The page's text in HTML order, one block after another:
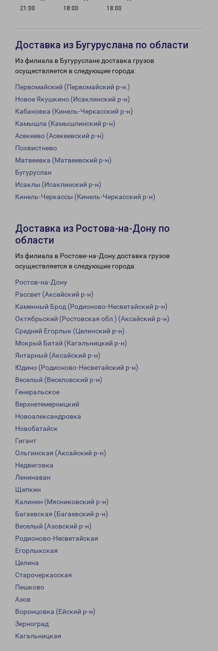
21:00
18:00
18:00
Доставка из Бугуруслана по области
Из филиала в Бугуруслане доставка грузов
осуществляется в следующие города:
Первомайский (Первомайский р-н.)
Новое Якушкино (Исаклинский р-н)
Кабановка (Кинель-Черкасский р-н)
Камышла (Камышлинский р-н)
Асекеево (Асекеевский р-н)
Похвистнево
Матвеевка (Матвеевский р-н)
Бугуруслан
Исаклы (Исаклинский р-н)
Кинель-Черкассы (Кинель-Черкасский р-н)
Доставка из Ростова-на-Дону по
области
Из филиала в Ростове-на-Дону доставка грузов
осуществляется в следующие города:
Ростов-на-Дону
Рассвет (Аксайский р-н)
Каменный Брод (Родионово-Несветайский р-н)
Октябрьский (Ростовская обл.) (Аксайский р-н)
Средний Егорлык (Целинский р-н)
Мокрый Батай (Кагальницкий р-н)
Янтарный (Аксайский р-н)
Юдино (Родионово-Несветайский р-н)
Веселый (Веселовский р-н)
Генеральское
Верхнетемерницкий
Новоалександровка
Новобатайск
Гигант
Ольгинская (Аксайский р-н)
Недвиговка
Ленинаван
Щепкин
Калинин (Мясниковский р-н)
Багаевская (Багаевский р-н)
Веселый (Азовский р-н)
Родионово-Несветайская
Егорлыкская
Целина
Старочеркасская
Пешково
Азов
Воронцовка (Ейский р-н)
Зерноград
Кагальницкая